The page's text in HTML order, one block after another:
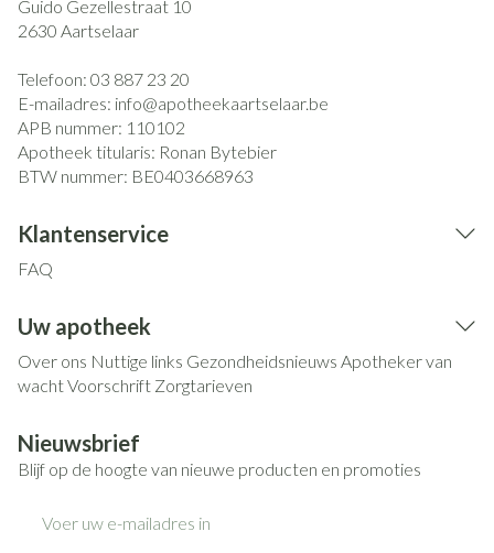
Guido Gezellestraat 10
2630 Aartselaar
Telefoon: 03 887 23 20
E-mailadres: info@apotheekaartselaar.be
APB nummer: 110102
Apotheek titularis: Ronan Bytebier
BTW nummer: BE0403668963
Klantenservice
FAQ
Uw apotheek
Over ons Nuttige links Gezondheidsnieuws Apotheker van
wachtVoorschrift Zorgtarieven
Nieuwsbrief
Blijf op de hoogte van nieuwe producten en promoties